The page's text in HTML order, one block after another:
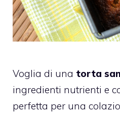
Voglia di una torta
ingredienti nutrienti e
perfetta per una